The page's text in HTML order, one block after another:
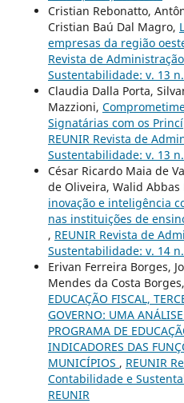
Cristian Rebonatto,
Cristian Baú Dal Magro,
empresas da região
Revista de
Sustentabilidade: v. 13
Claudia Dalla Porta,
Mazzioni,
Signatárias com os
REUNIR Revista de
Sustentabilidade: v. 13
César Ricardo Maia de
de Oliveira, Walid Abbas
inovação e inteligência
nas instituições de
, REUNIR Revista de
Sustentabilidade: v. 14
Erivan Ferreira Borges,
Mendes da Costa
EDUCAÇÃO FISCAL,
GOVERNO: UMA
PROGRAMA DE
INDICADORES DAS
MUNICÍPIOS , REUNIR
Contabilidade e
REUNIR